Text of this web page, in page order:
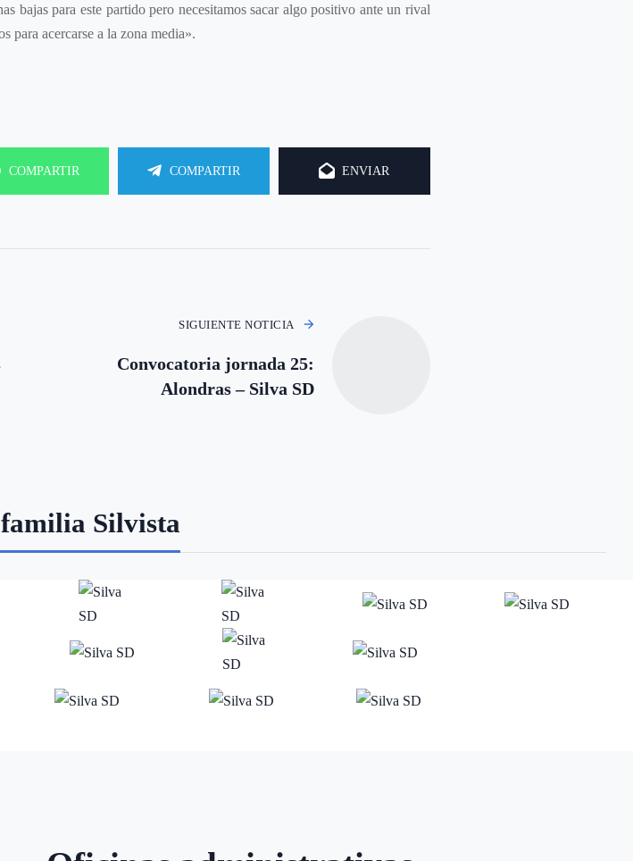
bajas para este partido pero necesitamos sacar algo positivo ante un rival
para acercarse a la zona media».
COMPARTIR COMPARTIR ENVIAR
SIGUIENTE NOTICIA
Convocatoria jornada 25:
Alondras – Silva SD
Silvista